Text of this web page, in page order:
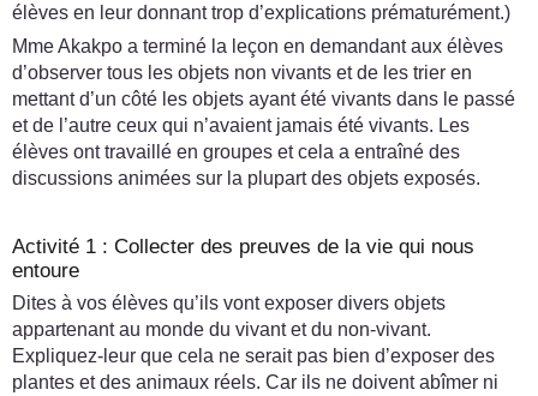
élèves en leur donnant trop d’explications prématurément.)
Mme Akakpo a terminé la leçon en demandant aux élèves
d’observer tous les objets non vivants et de les trier en
mettant d’un côté les objets ayant été vivants dans le passé
et de l’autre ceux qui n’avaient jamais été vivants. Les
élèves ont travaillé en groupes et cela a entraîné des
discussions animées sur la plupart des objets exposés.
Activité 1 : Collecter des preuves de la vie qui nous
entoure
Dites à vos élèves qu’ils vont exposer divers objets
appartenant au monde du vivant et du non-vivant.
Expliquez-leur que cela ne serait pas bien d’exposer des
plantes et des animaux réels. Car ils ne doivent abîmer ni